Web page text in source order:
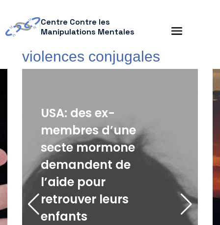
Centre Contre les
Manipulations Mentales
violences conjugales
USA: des ex-
membres d’une
secte mormone
demandent de
l’aide pour
retrouver leurs
enfants